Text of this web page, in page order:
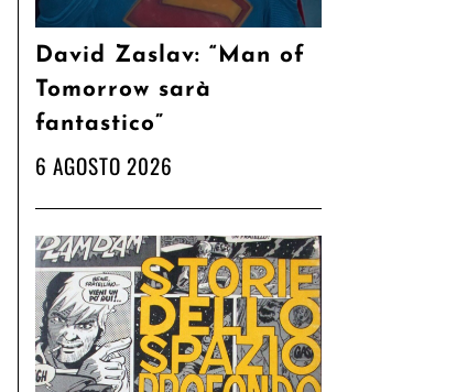
David Zaslav: “Man of
Tomorrow sarà
fantastico”
6 AGOSTO 2026